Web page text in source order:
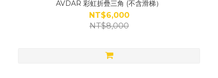
AVDAR 彩虹折疊三角 (不含滑梯）
NT$6,000
NT$8,000